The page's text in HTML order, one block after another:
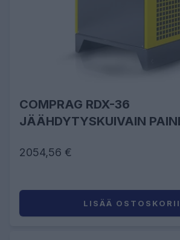
COMPRAG RDX-36
JÄÄHDYTYSKUIVAIN
2054,56 €
LISÄÄ